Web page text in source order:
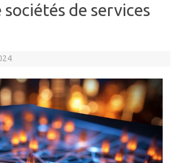
sociétés de services